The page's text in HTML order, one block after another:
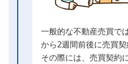
一般的な不動産売買で
から2週間前後に売買契
その際には、売買契約